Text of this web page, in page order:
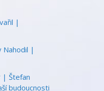
|
Nahodil |
| Štefan
budoucnosti